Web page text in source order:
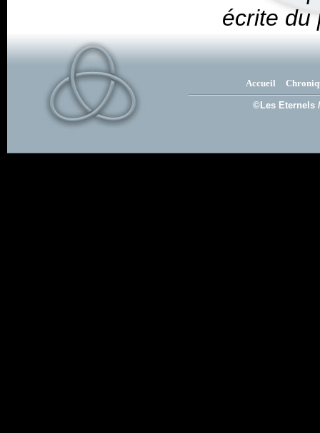
écrite du
Accueil
©Les Eternels